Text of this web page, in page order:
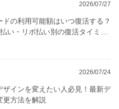
2026/07/27
ドの利用可能額はいつ復活する？
い・リボ払い別の復活タイミン
2026/07/24
ザインを変えたい人必見！最新デ
更方法を解説